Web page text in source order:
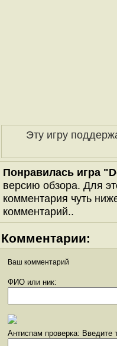
Эту игру
Понравилась игра
версию обзора. Для
комментария чуть
комментарий..
Комментарии:
Ваш комментарий
ФИО или ник:
Антиспам проверка: Введите